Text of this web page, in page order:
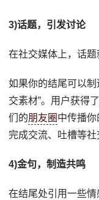
3)话题，引发讨论
在社交媒体上，话题
如果你的结尾可以
交素材”。用户获得
们的朋友圈 中传播
完成交流、吐槽等社
4)金句，制造共鸣
在结尾处引用一些